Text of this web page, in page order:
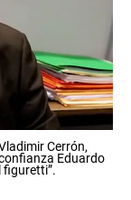
Cerrón,
Eduardo
figuretti”.